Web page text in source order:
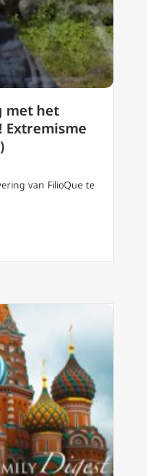
met het
Extremisme
van FilioQue te
128 Weg met het ‘Hitler-